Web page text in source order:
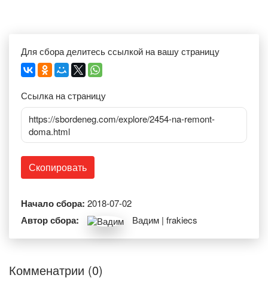
Для сбора делитесь ссылкой на вашу страницу
Ссылка на страницу
https://sbordeneg.com/explore/2454-na-remont-
doma.html
Скопировать
Начало сбора: 2018-07-02
Автор сбора: Вадим | frakiecs
Комменатрии (0)